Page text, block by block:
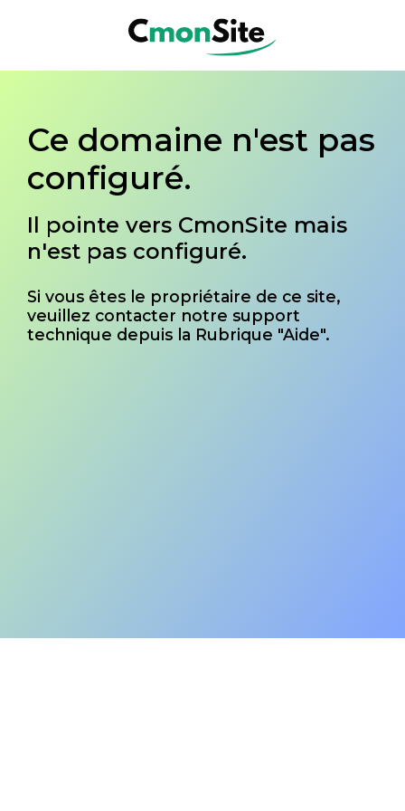
Ce domaine n'est pas
configuré.
Il pointe vers CmonSite mais
n'est pas configuré.
Si vous êtes le propriétaire de ce site,
veuillez contacter notre support
technique depuis la Rubrique "Aide".